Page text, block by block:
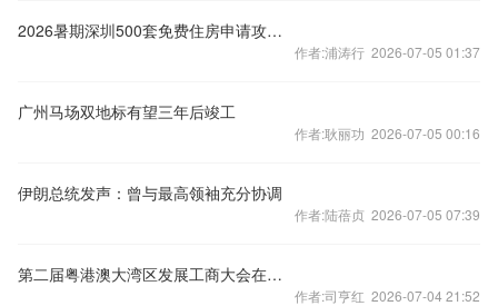
2026暑期深圳500套免费住房申请攻略（附报名入口）
作者:浦涛行 2026-07-05 01:37
广州马场双地标有望三年后竣工
作者:耿丽功 2026-07-05 00:16
伊朗总统发声：曾与最高领袖充分协调
作者:陆蓓贞 2026-07-05 07:39
第二届粤港澳大湾区发展工商大会在香港开幕
作者:司亨红 2026-07-04 21:52